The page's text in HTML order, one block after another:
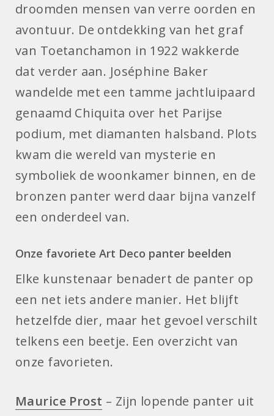
droomden mensen van verre oorden en
avontuur. De ontdekking van het graf
van Toetanchamon in 1922 wakkerde
dat verder aan. Joséphine Baker
wandelde met een tamme jachtluipaard
genaamd Chiquita over het Parijse
podium, met diamanten halsband. Plots
kwam die wereld van mysterie en
symboliek de woonkamer binnen, en de
bronzen panter werd daar bijna vanzelf
een onderdeel van.
Onze favoriete Art Deco panter beelden
Elke kunstenaar benadert de panter op
een net iets andere manier. Het blijft
hetzelfde dier, maar het gevoel verschilt
telkens een beetje. Een overzicht van
onze favorieten.
Maurice Prost – Zijn lopende panter uit